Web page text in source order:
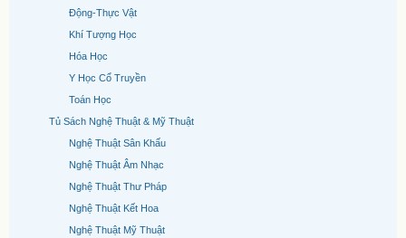
Động-Thực Vật
Khí Tượng Học
Hóa Học
Y Học Cổ Truyền
Toán Học
Tủ Sách Nghệ Thuật & Mỹ Thuật
Nghệ Thuật Sân Khấu
Nghệ Thuật Âm Nhạc
Nghệ Thuật Thư Pháp
Nghệ Thuật Kết Hoa
Nghệ Thuật Mỹ Thuật